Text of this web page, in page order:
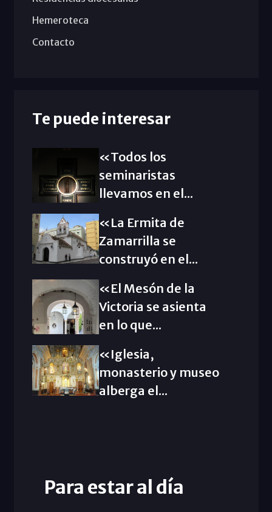
Hemeroteca
Contacto
Te puede interesar
«Todos los
seminaristas
llevamos en el...
«La Ermita de
Zamarrilla se
construyó en el...
«El Mesón de la
Victoria se asienta
en lo que...
«Iglesia,
monasterio y museo
alberga el...
Para estar al día